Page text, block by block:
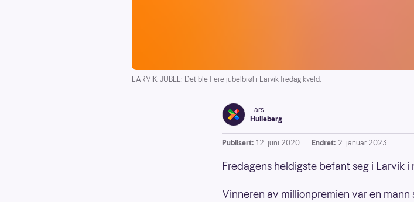
LARVIK-JUBEL: Det ble flere jubelbrøl i Larvik fredag kveld.
Lars
Hulleberg
Publisert: 12. juni 2020 Endret: 2. januar 2023
Fredagens heldigste befant seg i Larvik
Vinneren av millionpremien var en